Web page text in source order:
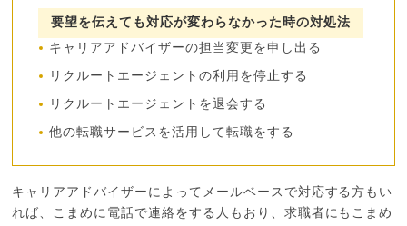
要望を伝えても対応が変わらなかった時の対処法
キャリアアドバイザーの担当変更を申し出る
リクルートエージェントの利用を停止する
リクルートエージェントを退会する
他の転職サービスを活用して転職をする
キャリアアドバイザーによってメールベースで対応する方もい
れば、こまめに電話で連絡をする人もおり、求職者にもこまめ